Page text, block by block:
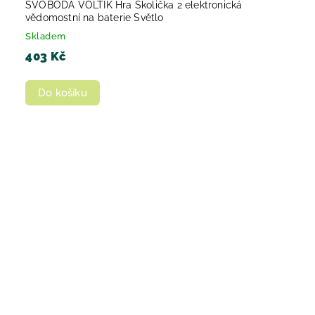
SVOBODA VOLTÍK Hra Školička 2 elektronická
vědomostní na baterie Světlo
Skladem
403 Kč
Do košíku